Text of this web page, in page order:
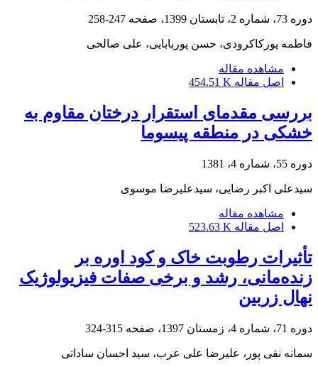
دوره 73، شماره 2، تابستان 1399، صفحه 247-258
فاطمه پورکاکرودی، حسن پوربابایی، علی صالحی
مشاهده مقاله
اصل مقاله 454.51 K
بررسی مقدمای استقرار درختان مقاوم به
خشکی در منطقه پیسوما
دوره 55، شماره 4، 1381
سیدعلی اکبر رضایی، سیدعلیرضا موسوی
مشاهده مقاله
اصل مقاله 523.63 K
تأثیرات رطوبت خاک و کود اوره بر
زنده‌مانی، رشد و برخی صفات فیزیولوژیک
نهال زربین
دوره 71، شماره 4، زمستان 1397، صفحه 315-324
سمانه نقی پور، علیرضا علی عرب، سید احسان ساداتی